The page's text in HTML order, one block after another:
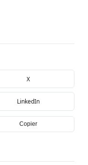
X
LinkedIn
Copier